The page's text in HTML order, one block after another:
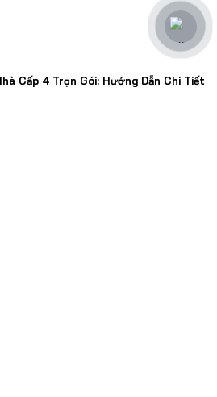
Cấp 4 Trọn Gói: Hướng Dẫn Chi Tiết